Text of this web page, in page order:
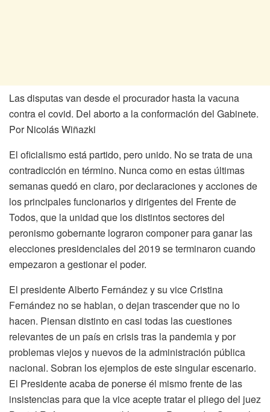
Las disputas van desde el procurador hasta la vacuna
contra el covid. Del aborto a la conformación del Gabinete.
Por Nicolás Wiñazki
El oficialismo está partido, pero unido. No se trata de una
contradicción en término. Nunca como en estas últimas
semanas quedó en claro, por declaraciones y acciones de
los principales funcionarios y dirigentes del Frente de
Todos, que la unidad que los distintos sectores del
peronismo gobernante lograron componer para ganar las
elecciones presidenciales del 2019 se terminaron cuando
empezaron a gestionar el poder.
El presidente Alberto Fernández y su vice Cristina
Fernández no se hablan, o dejan trascender que no lo
hacen. Piensan distinto en casi todas las cuestiones
relevantes de un país en crisis tras la pandemia y por
problemas viejos y nuevos de la administración pública
nacional. Sobran los ejemplos de este singular escenario.
El Presidente acaba de ponerse él mismo frente de las
insistencias para que la vice acepte tratar el pliego del juez